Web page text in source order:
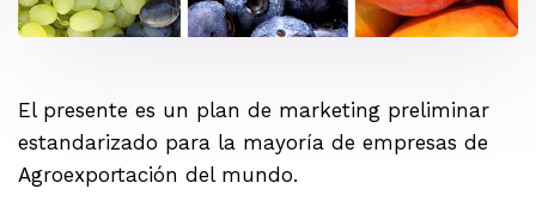
El presente es un plan de marketing preliminar
estandarizado para la mayoría de empresas de
Agroexportación del mundo.